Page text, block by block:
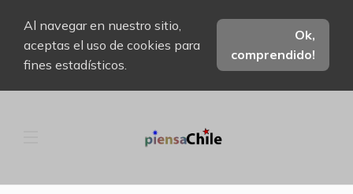
Al navegar en nuestro sitio,
aceptas el uso de cookies para
fines estadísticos.
Ok,
comprendido!